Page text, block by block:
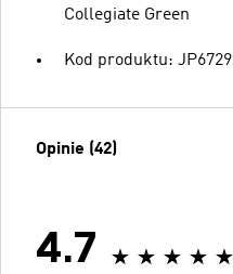
Collegiate Green
Kod produktu: JP6729
Opinie (42)
4.7